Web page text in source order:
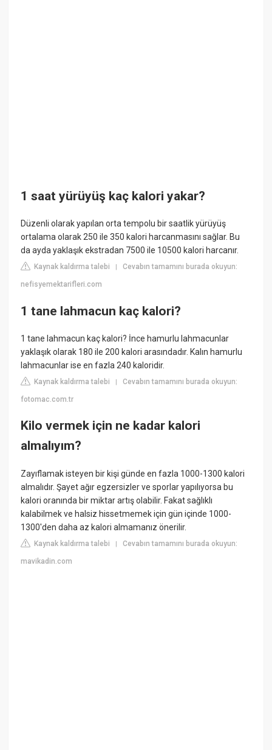
1 saat yürüyüş kaç kalori yakar?
Düzenli olarak yapılan orta tempolu bir saatlik yürüyüş
ortalama olarak 250 ile 350 kalori harcanmasını sağlar. Bu
da ayda yaklaşık ekstradan 7500 ile 10500 kalori harcanır.
Kaynak kaldırma talebi |Cevabın tamamını burada okuyun:
nefisyemektarifleri.com
1 tane lahmacun kaç kalori?
1 tane lahmacun kaç kalori? İnce hamurlu lahmacunlar
yaklaşık olarak 180 ile 200 kalori arasındadır. Kalın hamurlu
lahmacunlar ise en fazla 240 kaloridir.
Kaynak kaldırma talebi |Cevabın tamamını burada okuyun:
fotomac.com.tr
Kilo vermek için ne kadar kalori
almalıyım?
Zayıflamak isteyen bir kişi günde en fazla 1000-1300 kalori
almalıdır. Şayet ağır egzersizler ve sporlar yapılıyorsa bu
kalori oranında bir miktar artış olabilir. Fakat sağlıklı
kalabilmek ve halsiz hissetmemek için gün içinde 1000-
1300'den daha az kalori almamanız önerilir.
Kaynak kaldırma talebi |Cevabın tamamını burada okuyun:
mavikadin.com